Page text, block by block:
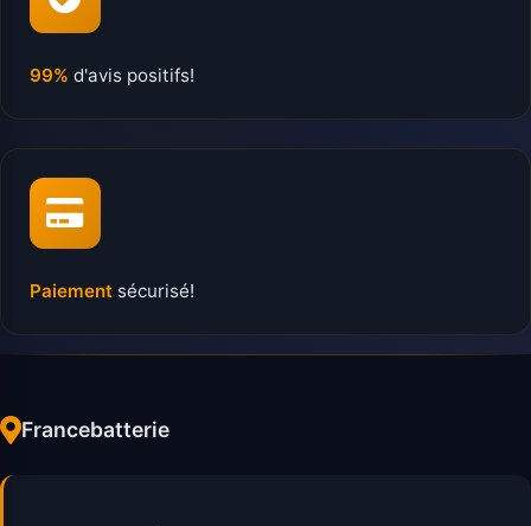
99% d'avis positifs!
Paiement sécurisé!
Francebatterie